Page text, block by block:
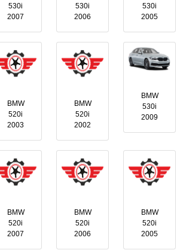
530i
2005
530i
2006
530i
2007
BMW
530i
2009
BMW
520i
2002
BMW
520i
2003
BMW
520i
2005
BMW
520i
2006
BMW
520i
2007